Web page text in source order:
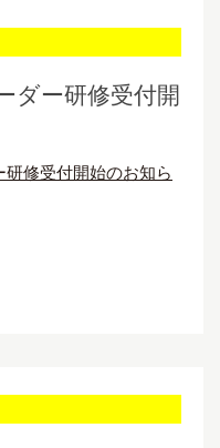
ダー研修受付開
研修受付開始のお知ら